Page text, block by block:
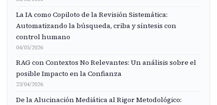
La IA como Copiloto de la Revisión Sistemática:
Automatizando la búsqueda, criba y síntesis con
control humano
04/05/2026
RAG con Contextos No Relevantes: Un análisis sobre el
posible Impacto en la Confianza
23/04/2026
De la Alucinación Mediática al Rigor Metodológico: